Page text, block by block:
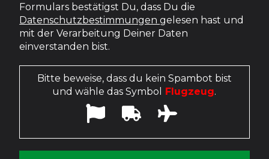
Formulars bestätigst Du, dass Du die
Datenschutzbestimmungengelesen hast und
mit der Verarbeitung Deiner Daten
einverstanden bist.
Bitte beweise, dass du kein Spambot bist
und wähle das Symbol
Flugzeug.